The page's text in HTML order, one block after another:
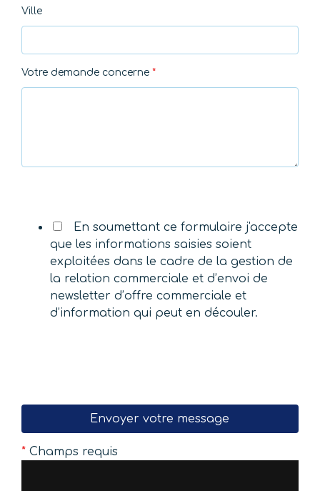
Ville
Votre demande concerne *
En soumettant ce formulaire j'accepte
que les informations saisies soient
exploitées dans le cadre de la gestion de
la relation commerciale et d’envoi de
newsletter d’offre commerciale et
d’information qui peut en découler.
*Champs requis